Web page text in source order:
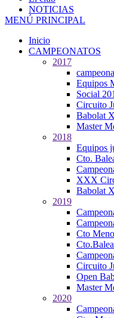
NOTICIAS
MENÚ PRINCIPAL
Inicio
CAMPEONATOS
2017
Equipos
Social
Circuito
Babolat
Master
2018
Equipos
Cto.
XXX
Babolat
2019
Cto
Circuito
Open
Master
2020